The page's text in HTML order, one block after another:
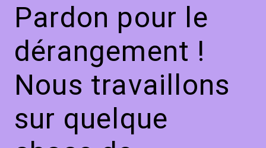
Pardon pour le
dérangement !
Nous travaillons
sur quelque